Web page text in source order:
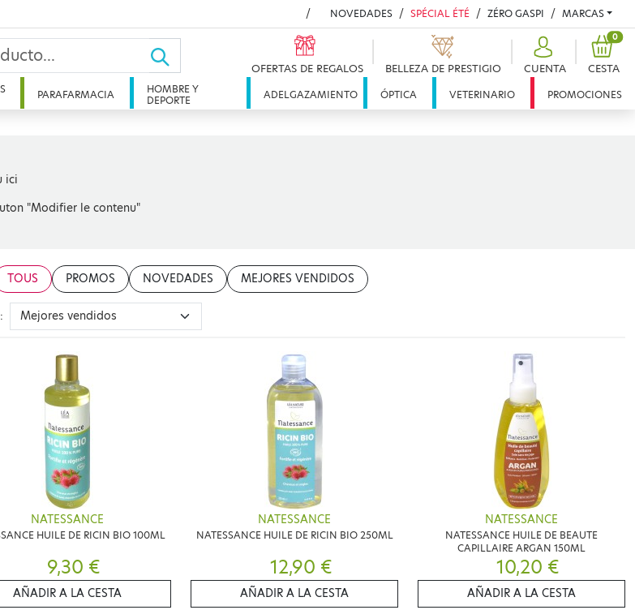
NOVEDADES SPÉCIAL ÉTÉ ZÉRO GASPI MARCAS
OFERTAS DE REGALOS BELLEZA DE PRESTIGIO CUENTA CESTA
0
PARAFARMACIA
HOMBRE Y
DEPORTE
ADELGAZAMIENTO ÓPTICA VETERINARIO PROMOCIONES
ici
"Modifier le contenu"
TOUS PROMOS NOVEDADES MEJORES VENDIDOS
NATESSANCE
HUILE DE RICIN BIO 100ML
9,30 €
AÑADIR A LA CESTA
NATESSANCE
NATESSANCE HUILE DE RICIN BIO 250ML
12,90 €
AÑADIR A LA CESTA
NATESSANCE
NATESSANCE HUILE DE BEAUTE
CAPILLAIRE ARGAN 150ML
10,20 €
AÑADIR A LA CESTA